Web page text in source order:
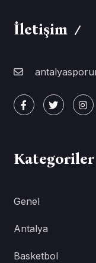
İletişim
Kategoriler
Genel
Antalya
Basketbol